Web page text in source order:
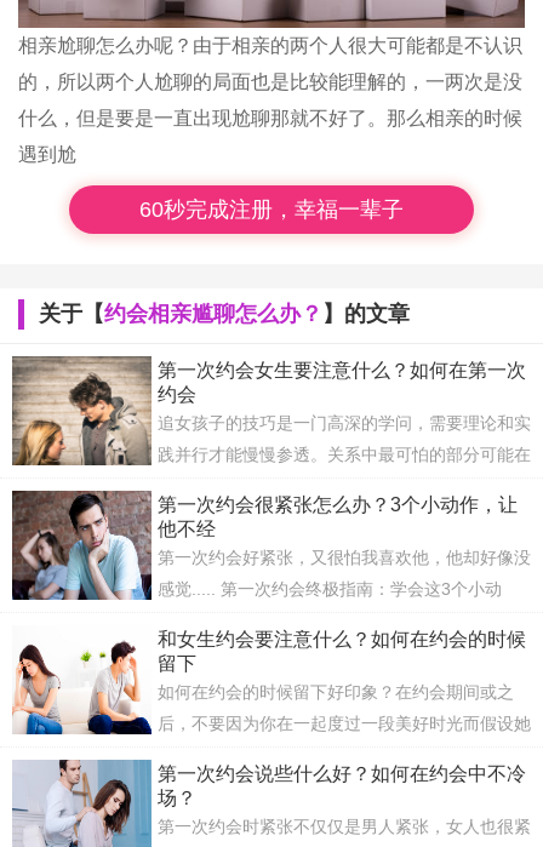
相亲尬聊怎么办呢？由于相亲的两个人很大可能都是不认识
的，所以两个人尬聊的局面也是比较能理解的，一两次是没
什么，但是要是一直出现尬聊那就不好了。那么相亲的时候
遇到尬
60秒完成注册，幸福一辈子
关于【约会相亲尴聊怎么办？ 】的文章
第一次约会女生要注意什么？如何在第一次
约会
追女孩子的技巧是一门高深的学问，需要理论和实
践并行才能慢慢参透。关系中最可怕的部分可能在
出去...
(563)人喜欢 发布时间：2020-04-10
第一次约会很紧张怎么办？3个小动作，让
他不经
第一次约会好紧张，又很怕我喜欢他，他却好像没
感觉..... 第一次约会终极指南：学会这3个小动
花时间打...
(162)人喜欢 发布时间：2020-04-03
和女生约会要注意什么？如何在约会的时候
留下
如何在约会的时候留下好印象？在约会期间或之
后，不要因为你在一起度过一段美好时光而假设她
步”，你...
(115)人喜欢 发布时间：2020-04-01
第一次约会说些什么好？如何在约会中不冷
场？
第一次约会时紧张不仅仅是男人紧张，女人也很紧